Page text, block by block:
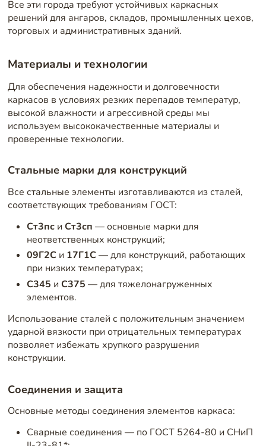
Все эти города требуют устойчивых каркасных
решений для ангаров, складов, промышленных цехов,
торговых и административных зданий.
Материалы и технологии
Для обеспечения надежности и долговечности
каркасов в условиях резких перепадов температур,
высокой влажности и агрессивной среды мы
используем высококачественные материалы и
проверенные технологии.
Стальные марки для конструкций
Все стальные элементы изготавливаются из сталей,
соответствующих требованиям ГОСТ:
Ст3пси Ст3сп — основные марки для
неответственных конструкций;
09Г2Си 17Г1С— для конструкций, работающих
при низких температурах;
С345 и С375 — для тяжелонагруженных
элементов.
Использование сталей с положительным значением
ударной вязкости при отрицательных температурах
позволяет избежать хрупкого разрушения
конструкции.
Соединения и защита
Основные методы соединения элементов каркаса:
Сварные соединения — по ГОСТ 5264-80 и СНиП